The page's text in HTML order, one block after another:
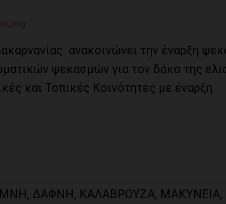
ανακοινώνει την έναρξη
ψεκασμών για τον δάκο της
και Toπικές Κοινότητες με έναρξη
ΔΑΦΝΗ, ΚΑΛΑΒΡΟΥΖΑ, ΜΑΚΥΝΕΙΑ,